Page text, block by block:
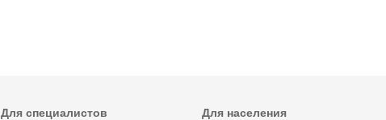
Для специалистов Для населения